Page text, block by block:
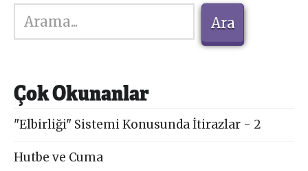
Ara
Ara
Çok Okunanlar
"Elbirliği" Sistemi Konusunda İtirazlar - 2
Hutbe ve Cuma